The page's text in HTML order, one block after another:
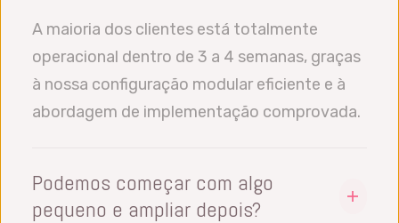
A maioria dos clientes está totalmente
operacional dentro de 3 a 4 semanas, graças
à nossa configuração modular eficiente e à
abordagem de implementação comprovada.
Podemos começar com algo
pequeno e ampliar depois?